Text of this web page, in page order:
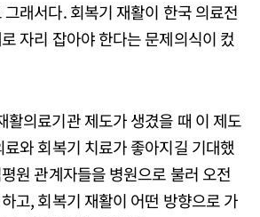
래서다. 회복기 재활이 한국 의료전
자리 잡아야 한다는 문제의식이 컸
활의료기관 제도가 생겼을 때 이 제도
와 회복기 치료가 좋아지길 기대했
원 관계자들을 병원으로 불러 오전
고, 회복기 재활이 어떤 방향으로 가